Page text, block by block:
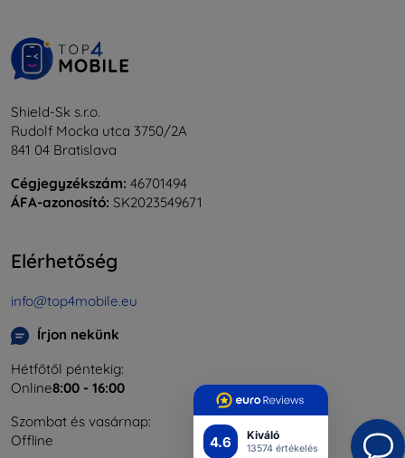
4.6 Kiváló
13574 értékelés
Shield-Sk s.r.o.
Rudolf Mocka utca 3750/2A
841 04 Bratislava
Cégjegyzékszám: 46701494
ÁFA-azonosító: SK2023549671
Elérhetőség
info@top4mobile.eu
Írjon nekünk
Hétfőtől péntekig:
Online8:00 - 16:00
Szombat és vasárnap:
Offline